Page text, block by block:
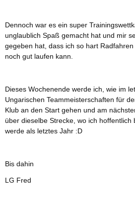
Dennoch war es ein super
unglaublich Spaß gemacht hat und mir
gegeben hat, dass ich so hart
noch gut laufen kann.
Dieses Wochenende werde ich, wie im
Ungarischen Teammeisterschaften für
Klub an den Start gehen und am
über dieselbe Strecke, wo ich hoffentlich
werde als letztes Jahr :D
Bis dahin
LG Fred